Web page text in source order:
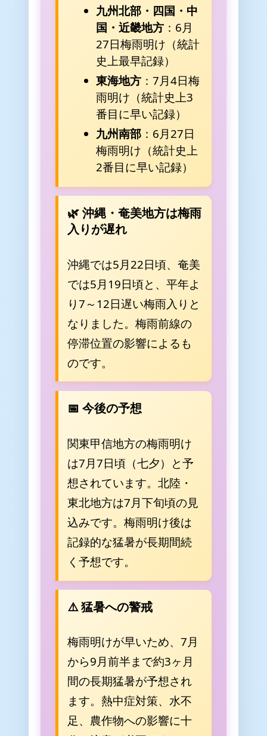
九州北部・四国・中
国・近畿地方 ：6月
27日梅雨明け（統計
史上最早記録）
東海地方 ：7月4日梅
雨明け（統計史上3
番目に早い記録）
九州南部 ：6月27日
梅雨明け（統計史上
2番目に早い記録）
🌿 沖縄・奄美地方は梅雨
入りが遅れ
沖縄では5月22日頃、奄美
では5月19日頃と、平年よ
り7～12日遅い梅雨入りと
なりました。梅雨前線の
停滞位置の影響によるも
のです。
📅 今後の予想
関東甲信地方の梅雨明け
は7月7日頃（七夕）と予
想されています。北陸・
東北地方は7月下旬頃の見
込みです。梅雨明け後は
記録的な猛暑が長期間続
く予想です。
⚠️ 猛暑への警戒
梅雨明けが早いため、7月
から9月前半まで約3ヶ月
間の長期猛暑が予想され
ます。熱中症対策、水不
足、農作物への影響に十